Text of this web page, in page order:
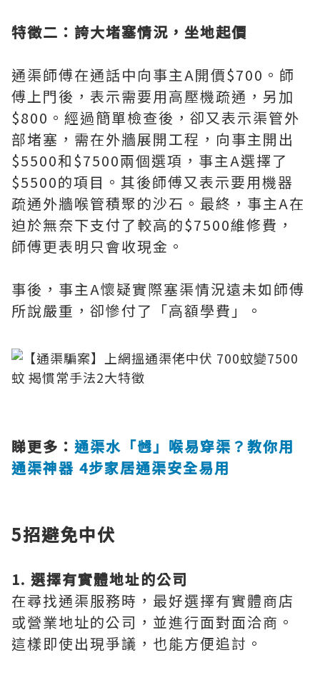
特徵二：誇大堵塞情況，坐地起價
通渠師傅在通話中向事主A開價$700。師
傅上門後，表示需要用高壓機疏通，另加
$800。經過簡單檢查後，卻又表示渠管外
部堵塞，需在外牆展開工程，向事主開出
$5500和$7500兩個選項，事主A選擇了
$5500的項目。其後師傅又表示要用機器
疏通外牆喉管積聚的沙石。最終，事主A在
迫於無奈下支付了較高的$7500維修費，
師傅更表明只會收現金。
事後，事主A懷疑實際塞渠情況遠未如師傅
所說嚴重，卻慘付了「高額學費」。
睇更多： 通渠水「乸」喉易穿渠？教你用
通渠神器 4步家居通渠安全易用
5招避免中伏
1. 選擇有實體地址的公司
在尋找通渠服務時，最好選擇有實體商店
或營業地址的公司，並進行面對面洽商。
這樣即使出現爭議，也能方便追討。